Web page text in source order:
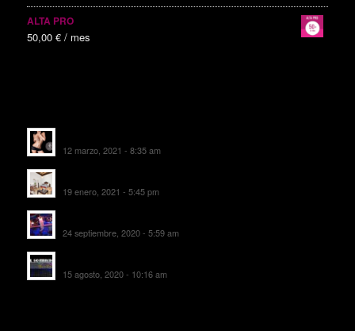
ALTA PRO
50,00 € / mes
12 marzo, 2021 - 8:35 am
19 enero, 2021 - 5:45 pm
24 septiembre, 2020 - 5:59 am
15 agosto, 2020 - 10:16 am